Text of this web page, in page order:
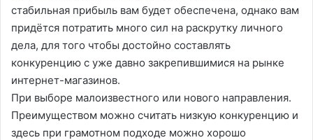
стабильная прибыль вам будет обеспечена, однако вам
придётся потратить много сил на раскрутку личного
дела, для того чтобы достойно составлять
конкуренцию с уже давно закрепившимися на рынке
интернет-магазинов.
При выборе малоизвестного или нового направления.
Преимуществом можно считать низкую конкуренцию и
здесь при грамотном подходе можно хорошо